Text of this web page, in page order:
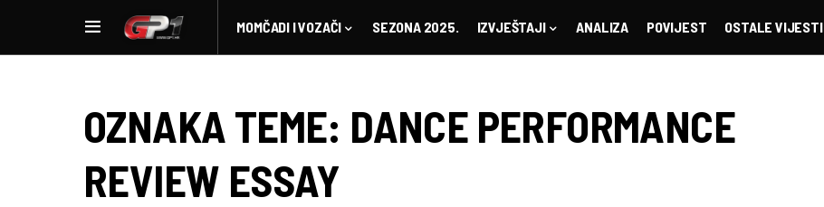
MOMČADI I VOZAČI SEZONA 2025. IZVJEŠTAJI ANALIZA POVIJEST OSTALE VIJESTI
OZNAKA TEME: DANCE PERFORMANCE
REVIEW ESSAY